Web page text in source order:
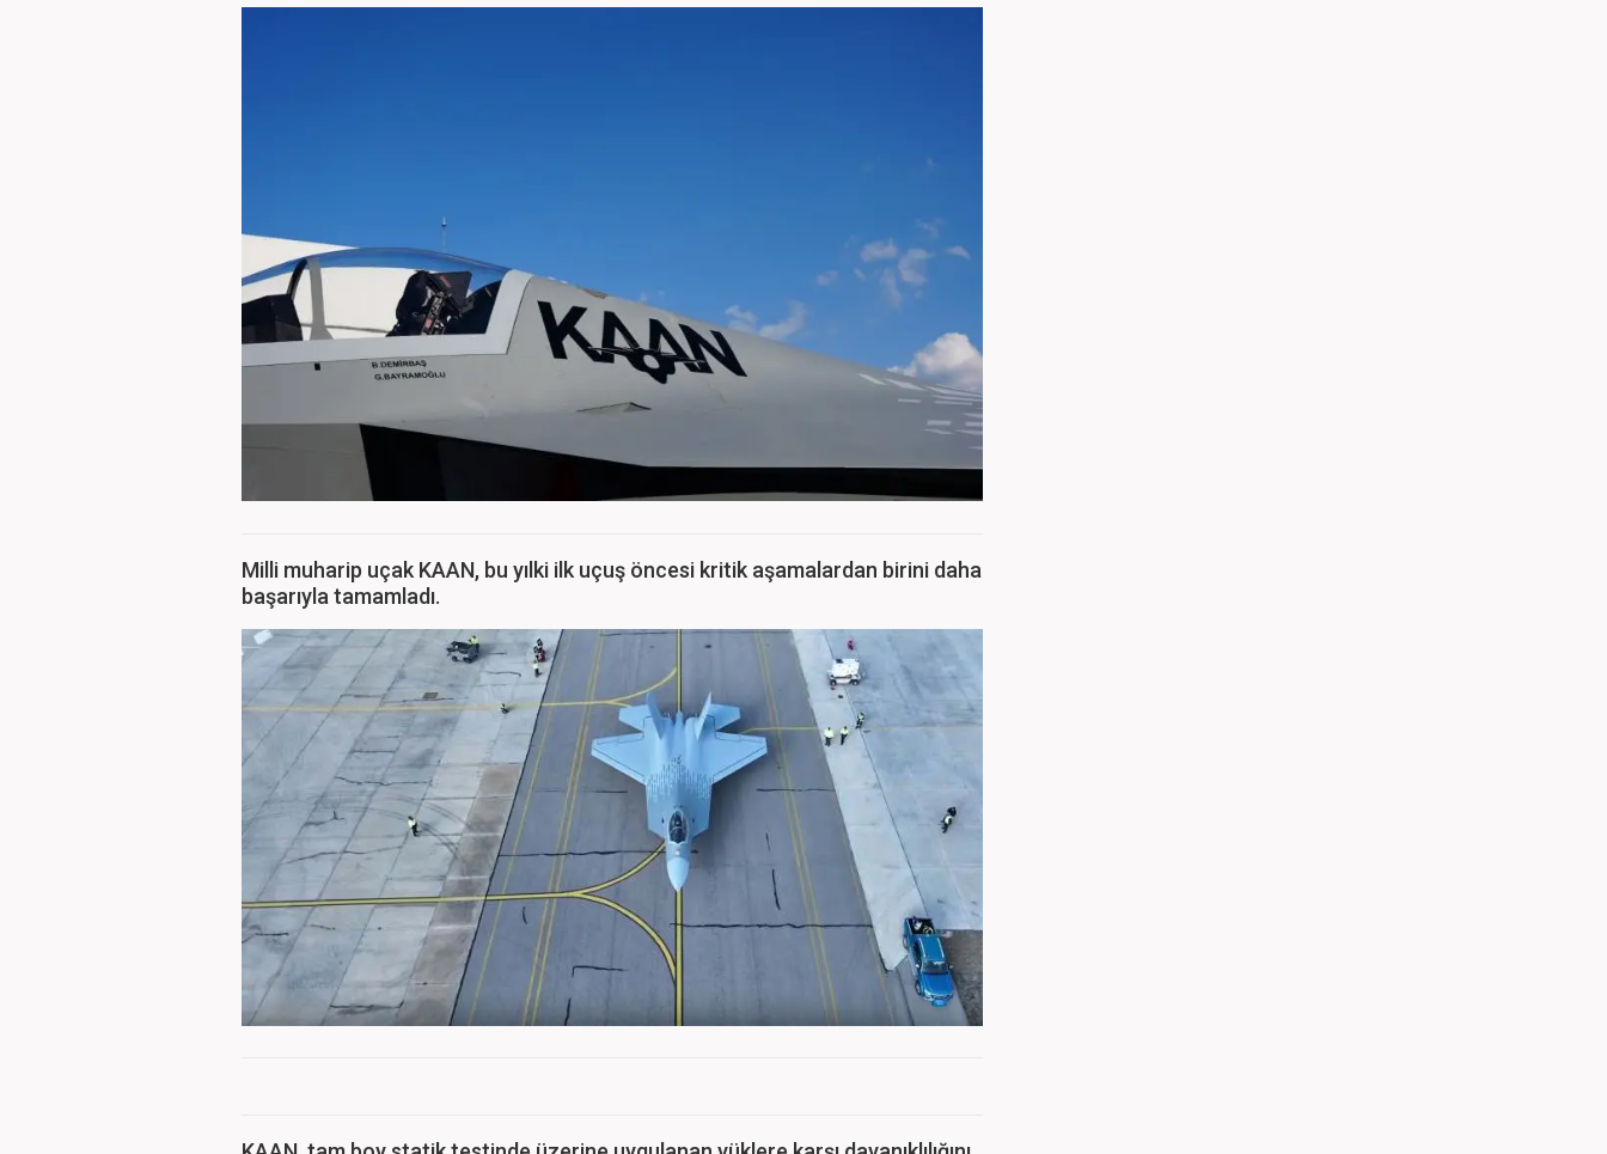
Milli muharip uçak KAAN, bu yılki ilk uçuş öncesi kritik aşamalardan birini daha
başarıyla tamamladı.